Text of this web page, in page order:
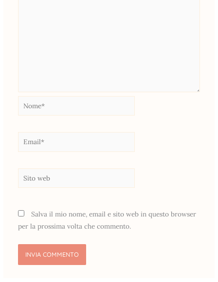
Nome*
Email*
web
Salva il mio nome, email e sito web in questo browser
per la prossima volta che commento.